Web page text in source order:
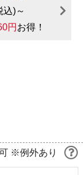
込)～
円 お得！
※例外あり